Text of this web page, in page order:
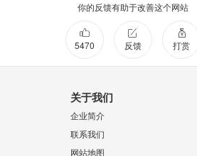
你的反馈有助于改善这个网站
5470 反馈 打赏
关于我们
企业简介
联系我们
网站地图